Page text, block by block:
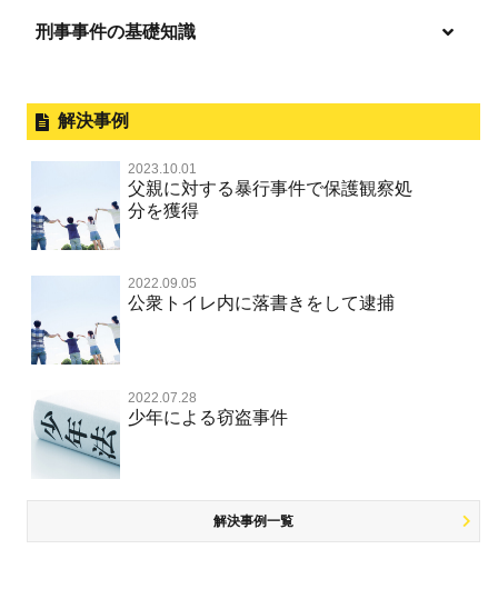
業務妨害
公務執行妨害
淫行・援助交際
公然わいせつ，わいせつ物頒布，淫
行勧誘罪
児童ポルノ・リベンジポルノ
危険ドラッグ
危険運転行為等
自転車事故
ネット犯罪
銃刀法違反
風営法・風適法違反
児童虐待・保護責任者遺棄
無実・無罪を証明してほしい
示談で解決してほしい
執行猶予にしてほしい
事件のことを秘密にしたい
被害届・告訴・告発されたら
事件別－暴力事件
過失致死・過失傷害
器物損壊
脅迫・強要
業務妨害罪
公務執行妨害罪
逮捕・監禁
暴行・傷害
略取・誘拐・人身売買
性犯罪 TOP
淫行・援助交際（児童買春、淫行条例、児童福祉法違反）
不同意性交等罪（旧 強制性交等罪，準強制性交等罪），
監護者性交等罪
不同意わいせつ（旧 強制わいせつ，準強制わいせつ）
公然わいせつ罪，わいせつ物頒布等罪，淫行勧誘罪
児童ポルノ リベンジポルノ
痴漢
盗撮，のぞき行為
事件別－財産犯
財産犯 TOP
横領 背任
窃盗罪
知的財産と刑事事件
恐喝
盗品売買・譲り受け等
事件別－薬物事件
薬物事件 TOP
覚せい剤
危険ドラッグ
大麻
麻薬及び向精神薬
事件別－交通違反・交通事故
交通違反・交通事故 TOP
交通事故 交通違反と刑事事件
自転車事故
人身事故・死亡事故
無免許運転
その他 TOP
児童虐待・保護責任者遺棄
住居侵入等
銃刀法違反
ストーカー事件
刑事事件の基礎知識
刑事裁判の概要・手続
公務員の逮捕・刑事事件
控訴・上告
国選弁護士と私選弁護士の違い
司法取引・刑事免責
取調べの注意点
少年事件の手続と特色
少年事件の処分
被害届・告訴・告発の不安や悩み
解決事例
2023.10.01
父親に対する暴行事件で保護観察処
分を獲得
2022.09.05
公衆トイレ内に落書きをして逮捕
2022.07.28
少年による窃盗事件
解決事例一覧